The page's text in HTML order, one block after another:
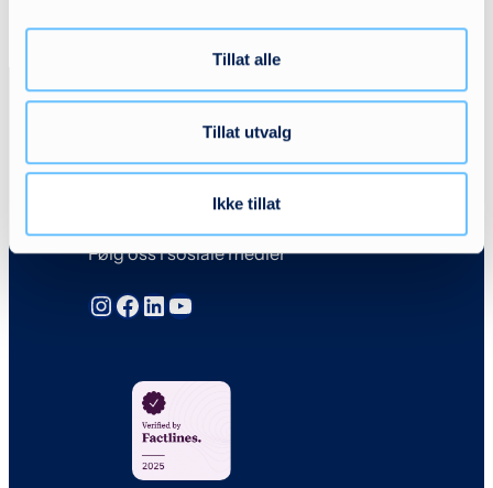
Tillat alle
Tillat utvalg
Ikke tillat
Følg oss i sosiale medier
InstagramFacebook LinkedIn YouTube